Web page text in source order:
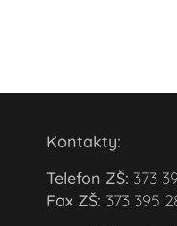
Kontakty:
Telefon ZŠ: 373
Fax ZŠ: 373 395